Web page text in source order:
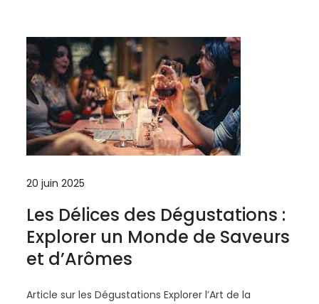
20 juin 2025
Les Délices des Dégustations :
Explorer un Monde de Saveurs
et d’Arômes
Article sur les Dégustations Explorer l’Art de la